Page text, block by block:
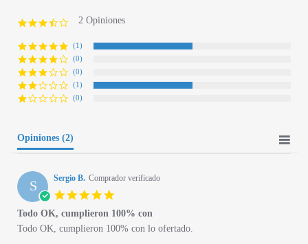
3.5 star rating
2 Opiniones
(1)
(0)
(0)
(1)
(0)
Opiniones (2)
S Sergio B. Comprador verificado
Todo OK, cumplieron 100% con
Review by Sergio B. on 4 Sep 2014
review stating Todo OK, cumplieron 100% con
Todo OK, cumplieron 100% con lo ofertado.